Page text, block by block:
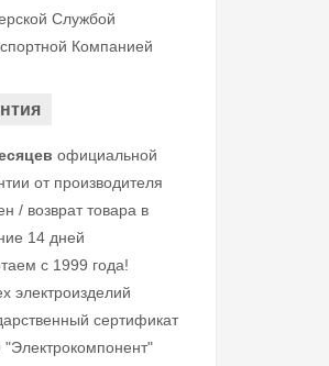
Службой
Компанией
официальной
от производителя
/ возврат товара в
14 дней
с 1999 года!
электроизделий
сертификат